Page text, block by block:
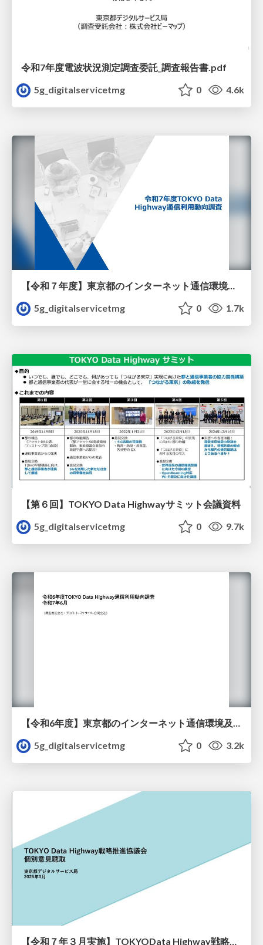
令和7年度電波状況測定調査委託_調査報告書.pdf
5g_digitalservicetmg
0 4.6k
【令和７年度】東京都のインターネット通信環境及びインターネットの利用状況調査
5g_digitalservicetmg
0 1.7k
【第６回】TOKYO Data Highwayサミット会議資料
5g_digitalservicetmg
0 9.7k
【令和6年度】東京都のインターネット通信環境及びインターネットの利用状況調査
5g_digitalservicetmg
0 3.2k
【令和７年３月実施】TOKYOData Highway戦略推進協議会個別意見聴取 資料